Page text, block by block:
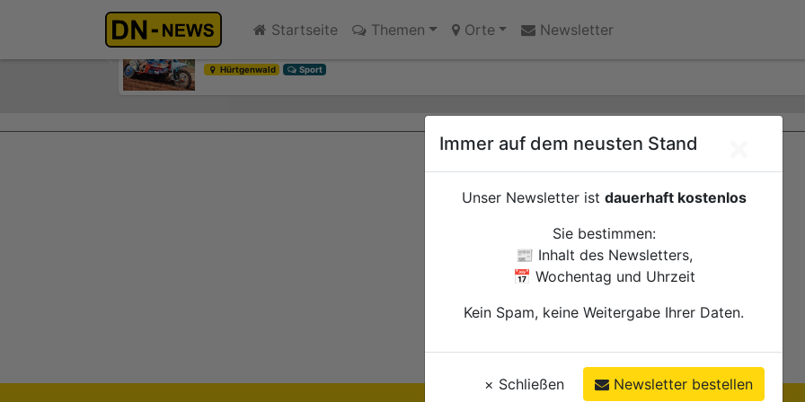
Startseite Themen Orte Newsletter
Motocross-WM: Keine großen Sprünge in Litauen
Hürtgenwald
Sport
Previous
Ihre Anzeige hier?
Immer auf dem neusten Stand
Unser Newsletter ist dauerhaft kostenlos
Sie bestimmen:
📰 Inhalt des Newsletters,
📅 Wochentag und Uhrzeit
Kein Spam, keine Weitergabe Ihrer Daten.
× Schließen Newsletter bestellen